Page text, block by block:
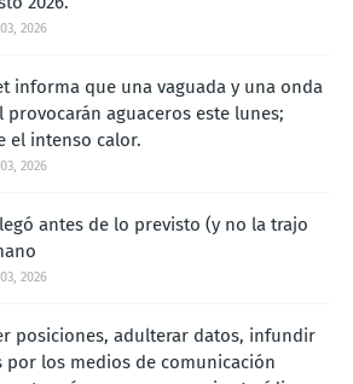
2026
informa que una vaguada y una onda
provocarán aguaceros este lunes;
el intenso calor.
2026
antes de lo previsto (y no la trajo
2026
posiciones, adulterar datos, infundir
por los medios de comunicación